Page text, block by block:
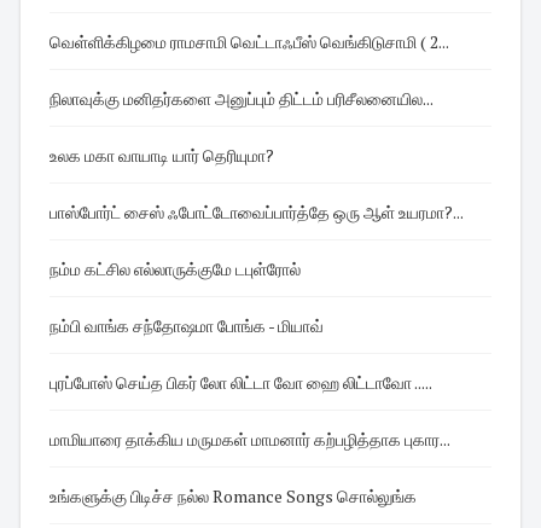
வெள்ளிக்கிழமை ராமசாமி வெட்டாஃபீஸ் வெங்கிடுசாமி ( 2...
நிலாவுக்கு மனிதர்களை அனுப்பும் திட்டம் பரிசீலனையில...
உலக மகா வாயாடி யார் தெரியுமா?
பாஸ்போர்ட் சைஸ் ஃபோட்டோவைப்பார்த்தே ஒரு ஆள் உயரமா?...
நம்ம கட்சில எல்லாருக்குமே டபுள்ரோல்
நம்பி வாங்க சந்தோஷமா போங்க - மியாவ்
புரப்போஸ் செய்த பிகர் லோ லிட்டா வோ ஹை லிட்டாவோ .....
மாமியாரை தாக்கிய மருமகள் மாமனார் கற்பழித்தாக புகார...
உங்களுக்கு பிடிச்ச நல்ல Romance Songs சொல்லுங்க